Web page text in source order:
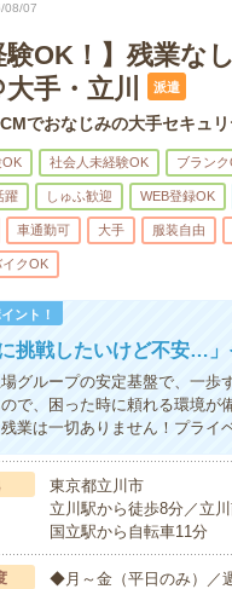
08/07
験OK！】残業
手・立川
派遣
でおなじみの大手セキュ
OK 社会人未経験OK ブラン
躍 しゅふ歓迎 WEB登録OK
車通勤可 大手 服装自由
イクOK
ント！
に挑戦したいけど不安…
グループの安定基盤で、一歩
で、困った時に頼れる環境が
業は一切ありません！プライ
東京都立川市
立川駅から徒歩8分／立
国立駅から自転車11分
◆月～金（平日のみ）／